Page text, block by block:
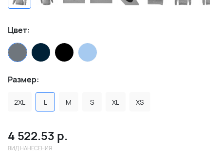
Цвет:
Размер:
2XL L M S XL XS
4 522.53 р.
ВИД НАНЕСЕНИЯ